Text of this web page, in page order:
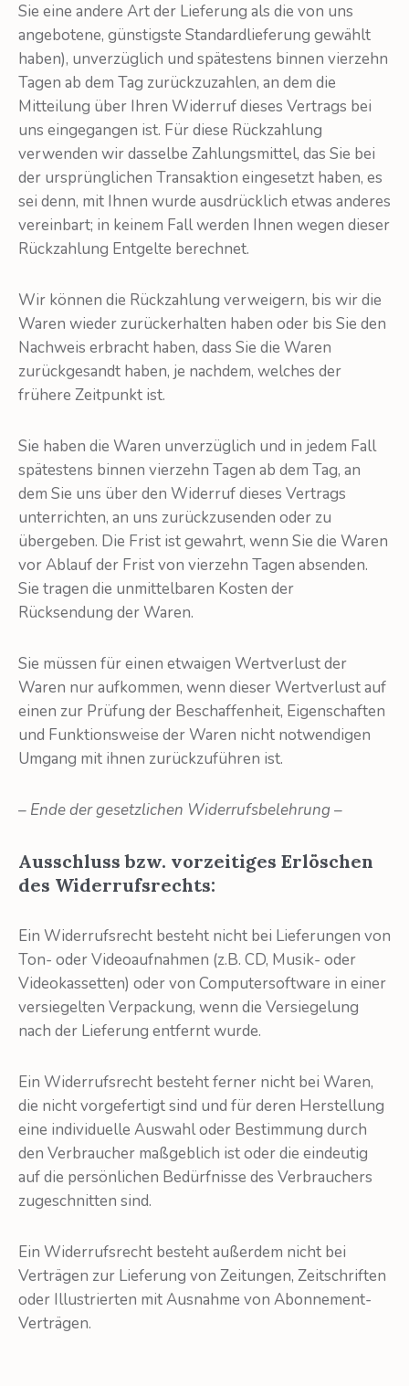
Sie eine andere Art der Lieferung als die von uns
angebotene, günstigste Standardlieferung gewählt
haben), unverzüglich und spätestens binnen vierzehn
Tagen ab dem Tag zurückzuzahlen, an dem die
Mitteilung über Ihren Widerruf dieses Vertrags bei
uns eingegangen ist. Für diese Rückzahlung
verwenden wir dasselbe Zahlungsmittel, das Sie bei
der ursprünglichen Transaktion eingesetzt haben, es
sei denn, mit Ihnen wurde ausdrücklich etwas anderes
verein­bart; in keinem Fall werden Ihnen wegen dieser
Rückzahlung Entgelte berechnet.
Wir können die Rückzahlung verweigern, bis wir die
Waren wieder zurückerhalten haben oder bis Sie den
Nachweis erbracht haben, dass Sie die Waren
zurückgesandt haben, je nachdem, welches der
frühere Zeitpunkt ist.
Sie haben die Waren unverzüglich und in jedem Fall
spätestens binnen vierzehn Tagen ab dem Tag, an
dem Sie uns über den Widerruf dieses Vertrags
unterrichten, an uns zurückzusenden oder zu
übergeben. Die Frist ist gewahrt, wenn Sie die Waren
vor Ablauf der Frist von vierzehn Tagen absenden.
Sie tragen die unmittelbaren Kosten der
Rücksendung der Waren.
Sie müssen für einen etwaigen Wertverlust der
Waren nur aufkommen, wenn dieser Wertverlust auf
einen zur Prüfung der Beschaffenheit, Eigenschaften
und Funktions­weise der Waren nicht notwendigen
Umgang mit ihnen zurückzuführen ist.
– Ende der gesetzlichen Widerrufsbelehrung –
Ausschluss bzw. vorzeitiges Erlöschen
des Widerrufsrechts:
Ein Widerrufsrecht besteht nicht bei Lieferungen von
Ton- oder Videoaufnahmen (z.B. CD, Musik- oder
Videokassetten) oder von Computersoftware in einer
versiegelten Verpackung, wenn die Versiegelung
nach der Lieferung entfernt wurde.
Ein Widerrufsrecht besteht ferner nicht bei Waren,
die nicht vorgefertigt sind und für deren Herstellung
eine individuelle Auswahl oder Bestimmung durch
den Verbraucher maßgeblich ist oder die eindeutig
auf die persönlichen Bedürfnisse des Verbrauchers
zugeschnitten sind.
Ein Widerrufsrecht besteht außerdem nicht bei
Verträgen zur Lieferung von Zeitungen, Zeitschriften
oder Illustrierten mit Ausnahme von Abonnement-
Verträgen.